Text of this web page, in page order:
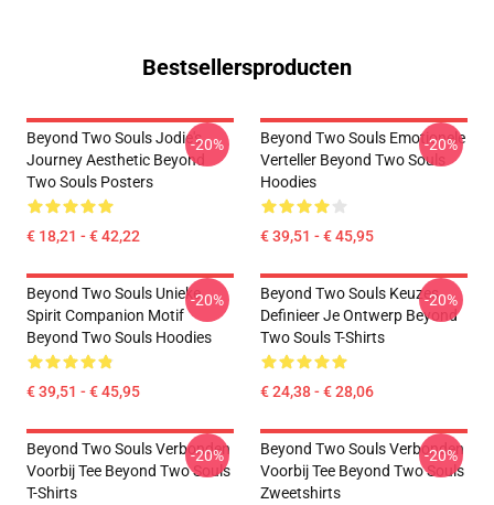
Bestsellersproducten
Beyond Two Souls Jodie's
Journey Aesthetic Beyond
Two Souls Posters
€ 18,21 - € 42,22
-20%
Beyond Two Souls Emotionele
Verteller Beyond Two Souls
Hoodies
€ 39,51 - € 45,95
-20%
Beyond Two Souls Unieke
Spirit Companion Motif
Beyond Two Souls Hoodies
€ 39,51 - € 45,95
-20%
Beyond Two Souls Keuzes
Definieer Je Ontwerp Beyond
Two Souls T-Shirts
€ 24,38 - € 28,06
-20%
Beyond Two Souls Verbonden
Voorbij Tee Beyond Two Souls
T-Shirts
-20%
Beyond Two Souls Verbonden
Voorbij Tee Beyond Two Souls
Zweetshirts
-20%